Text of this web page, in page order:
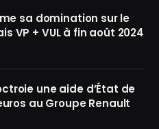
sa domination sur le
VP + VUL à fin août 2024
une aide d’État de
au Groupe Renault